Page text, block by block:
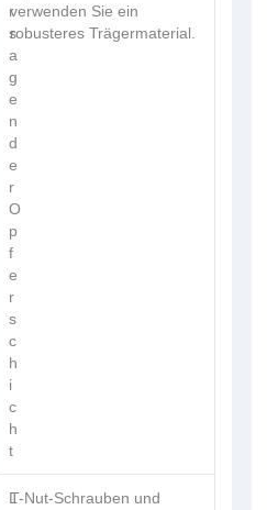
r
s
a
g
e
n
d
e
r
O
p
f
e
r
s
c
h
i
c
h
t
verwenden Sie ein
robusteres Trägermaterial.
L
T-Nut-Schrauben und